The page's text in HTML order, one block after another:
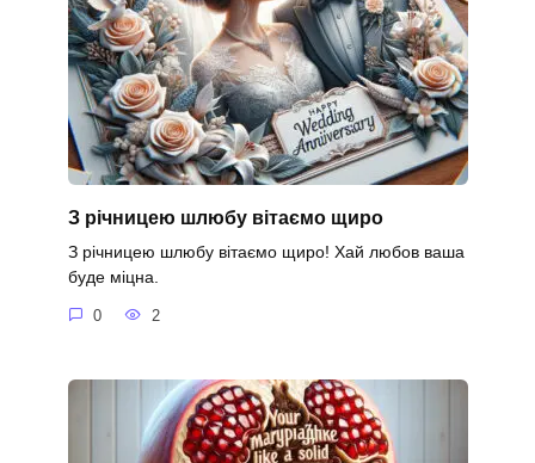
З річницею шлюбу вітаємо щиро
З річницею шлюбу вітаємо щиро! Хай любов ваша
буде міцна.
0 2